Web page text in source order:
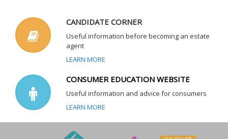
CANDIDATE CORNER
Useful information before becoming an estate
agent
LEARN MORE
CONSUMER EDUCATION WEBSITE
Useful information and advice for consumers
LEARN MORE